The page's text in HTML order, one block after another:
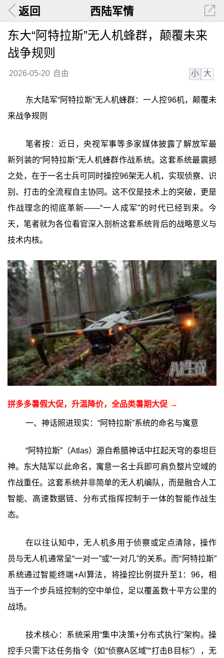
返回 西陆军情
东大“阿特拉斯”无人机蜂群，颠覆未来
战争规则
2026-05-20 自由 小 大
东大陆军“阿特拉斯”无人机蜂群：一人控96机，颠覆未
来战争规则
笔者按：近日，央视军事等多家媒体披露了解放军最
新列装的“阿特拉斯”无人机蜂群作战系统。这套系统最震撼
之处，在于一名士兵可同时操控96架无人机，实现侦察、识
别、打击的全流程自主协同。这不仅是技术上的突破，更是
作战理念的彻底革新——‍“一人成军”‍的时代已经到来。今
天，笔者就为各位看官深入剖析这套系统背后的战略意义与
技术内核。
拼多多暑假大促，升温降价，全品类暑期大促 →
一、神话照进现实：“阿特拉斯”系统的命名与寓意
“阿特拉斯”（Atlas）源自希腊神话中扛起天穹的泰坦巨
神。东大陆军以此命名，寓意一名士兵即可肩负整片空域的
作战重任。这套系统并非简单的无人机编队，而是融合人工
智能、高速数据链、分布式指挥控制于一体的智能作战生
态。
在以往认知中，无人机多用于侦察或定点清除，操作
员与无人机通常呈“一对一”或“一对几”的关系。而“阿特拉斯”
系统通过智能终端+AI算法，将操控比例提升至1：96，相
当于一个步兵班控制的空中单位，足以覆盖数十平方公里的
战场。
技术核心：系统采用“集中决策+分布式执行”架构。操
控手只需下达任务指令（如“侦察A区域”“打击B目标”），无